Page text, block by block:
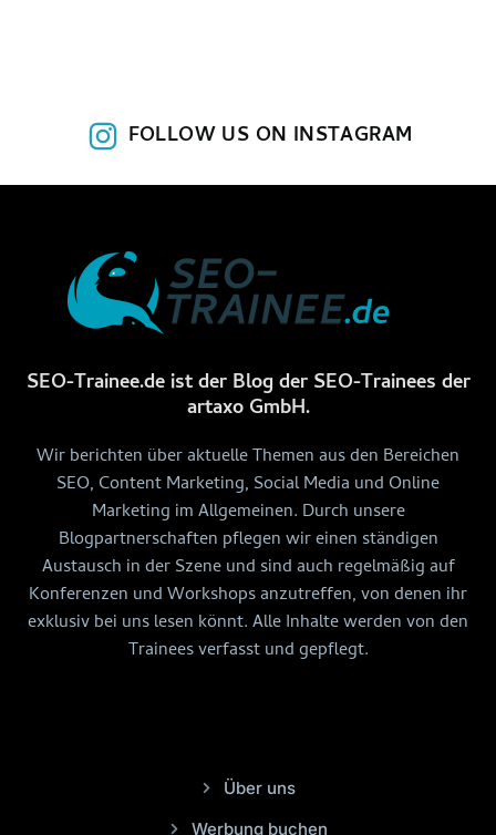
FOLLOW US ON INSTAGRAM
SEO-Trainee.de ist der Blog der SEO-Trainees der
artaxo GmbH.
Wir berichten über aktuelle Themen aus den Bereichen
SEO, Content Marketing, Social Media und Online
Marketing im Allgemeinen. Durch unsere
Blogpartnerschaften pflegen wir einen ständigen
Austausch in der Szene und sind auch regelmäßig auf
Konferenzen und Workshops anzutreffen, von denen ihr
exklusiv bei uns lesen könnt. Alle Inhalte werden von den
Trainees verfasst und gepflegt.
Über uns
Werbung buchen